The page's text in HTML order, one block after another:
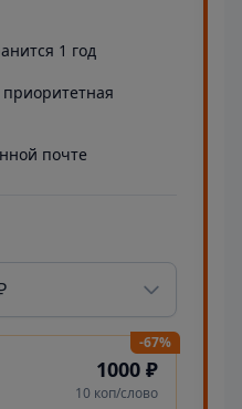
1 год
почте
-67%
1000 ₽
10 коп/слово